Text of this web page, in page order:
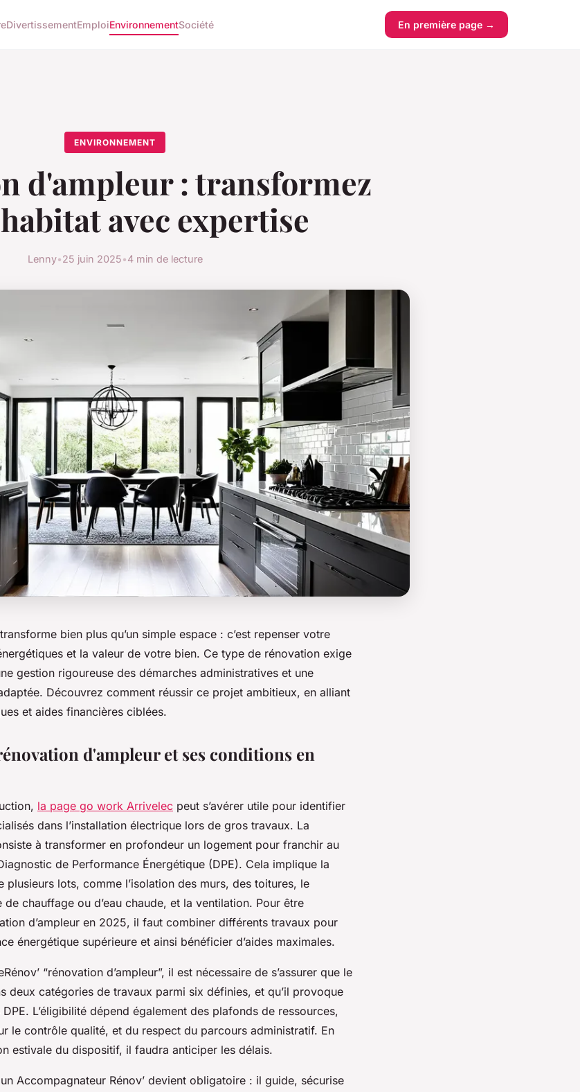
DivertissementEmploiEnvironnementSociété En première page →
ENVIRONNEMENT
d'ampleur : transformez
avec expertise
Lenny•25 juin 2025•4 min de lecture
bien plus qu’un simple espace : c’est repenser votre
et la valeur de votre bien. Ce type de rénovation exige
gestion rigoureuse des démarches administratives et une
Découvrez comment réussir ce projet ambitieux, en alliant
et aides financières ciblées.
d'ampleur et ses conditions en
la page go work Arrivelec peut s’avérer utile pour identifier
dans l’installation électrique lors de gros travaux. La
à transformer en profondeur un logement pour franchir au
de Performance Énergétique (DPE). Cela implique la
plusieurs lots, comme l’isolation des murs, des toitures, le
chauffage ou d’eau chaude, et la ventilation. Pour être
d’ampleur en 2025, il faut combiner différents travaux pour
énergétique supérieure et ainsi bénéficier d’aides maximales.
“rénovation d’ampleur”, il est nécessaire de s’assurer que le
deux catégories de travaux parmi six définies, et qu’il provoque
L’éligibilité dépend également des plafonds de ressources,
le contrôle qualité, et du respect du parcours administratif. En
estivale du dispositif, il faudra anticiper les délais.
Accompagnateur Rénov’ devient obligatoire : il guide, sécurise